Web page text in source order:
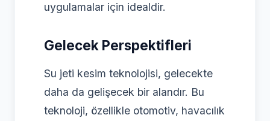
uygulamalar için idealdir.
Gelecek Perspektifleri
Su jeti kesim teknolojisi, gelecekte
daha da gelişecek bir alandır. Bu
teknoloji, özellikle otomotiv, havacılık